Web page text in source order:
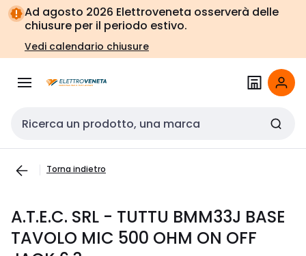
Vai alla
navigazione
Vai
alla
pagina
Ad agosto 2026 Elettroveneta osserverà delle
chiusure per il periodo estivo.
Vedi calendario chiusure
Cerca input
Torna indietro
A.T.E.C. SRL - TUTTU BMM33J BASE
TAVOLO MIC 500 OHM ON OFF